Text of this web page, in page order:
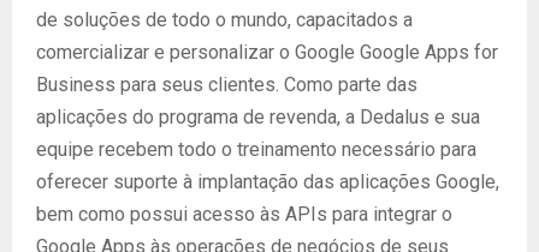
de soluções de todo o mundo, capacitados a
comercializar e personalizar o Google Google Apps for
Business para seus clientes. Como parte das
aplicações do programa de revenda, a Dedalus e sua
equipe recebem todo o treinamento necessário para
oferecer suporte à implantação das aplicações Google,
bem como possui acesso às APIs para integrar o
Google Apps às operações de negócios de seus